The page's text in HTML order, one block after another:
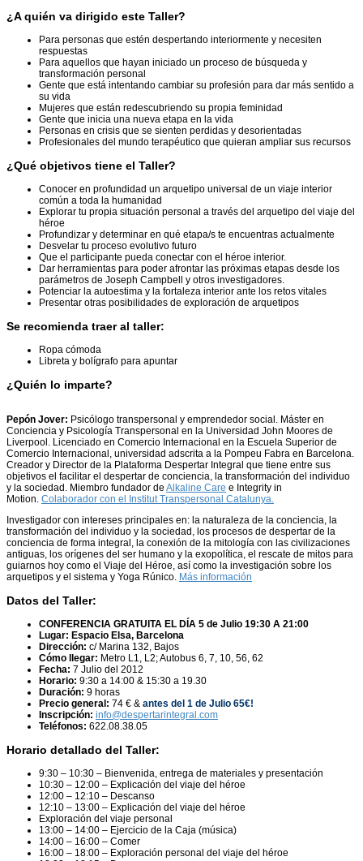
¿A quién va dirigido este Taller?
Para personas que estén despertando interiormente y necesiten
respuestas
Para aquellos que hayan iniciado un proceso de búsqueda y
transformación personal
Gente que está intentando cambiar su profesión para dar más sentido a
su vida
Mujeres que están redescubriendo su propia feminidad
Gente que inicia una nueva etapa en la vida
Personas en crisis que se sienten perdidas y desorientadas
Profesionales del mundo terapéutico que quieran ampliar sus recursos
¿Qué objetivos tiene el Taller?
Conocer en profundidad un arquetipo universal de un viaje interior
común a toda la humanidad
Explorar tu propia situación personal a través del arquetipo del viaje del
héroe
Profundizar y determinar en qué etapa/s te encuentras actualmente
Desvelar tu proceso evolutivo futuro
Que el participante pueda conectar con el héroe interior.
Dar herramientas para poder afrontar las próximas etapas desde los
parámetros de Joseph Campbell y otros investigadores.
Potenciar la autoestima y la fortaleza interior ante los retos vitales
Presentar otras posibilidades de exploración de arquetipos
Se recomienda traer al taller:
Ropa cómoda
Libreta y bolígrafo para apuntar
¿Quién lo imparte?
Pepón Jover: Psicólogo transpersonal y emprendedor social. Máster en
Conciencia y Psicología Transpersonal en la Universidad John Moores de
Liverpool. Licenciado en Comercio Internacional en la Escuela Superior de
Comercio Internacional, universidad adscrita a la Pompeu Fabra en Barcelona.
Creador y Director de la Plataforma Despertar Integral que tiene entre sus
objetivos el facilitar el despertar de conciencia, la transformación del individuo
y la sociedad. Miembro fundador de Alkaline Care e Integrity in
Motion. Colaborador con el Institut Transpersonal Catalunya.
Investigador con intereses principales en: la naturaleza de la conciencia, la
transformación del individuo y la sociedad, los procesos de despertar de la
conciencia de forma integral, la conexión de la mitología con las civilizaciones
antiguas, los orígenes del ser humano y la exopolítica, el rescate de mitos para
guiarnos hoy como el Viaje del Héroe, así como la investigación sobre los
arquetipos y el sistema y Yoga Rúnico. Más información
Datos del Taller:
CONFERENCIA GRATUITA EL DÍA 5 de Julio 19:30 A 21:00
Lugar: Espacio Elsa, Barcelona
Dirección: c/ Marina 132, Bajos
Cómo llegar: Metro L1, L2; Autobus 6, 7, 10, 56, 62
Fecha: 7 Julio del 2012
Horario: 9:30 a 14:00 & 15:30 a 19.30
Duración: 9 horas
Precio general: 74 € & antes del 1 de Julio 65€!
Inscripción: info@despertarintegral.com
Teléfonos: 622.08.38.05
Horario detallado del Taller:
9:30 – 10:30 – Bienvenida, entrega de materiales y presentación
10:30 – 12:00 – Explicación del viaje del héroe
12:00 – 12:10 – Descanso
12:10 – 13:00 – Explicación del viaje del héroe
Exploración del viaje personal
13:00 – 14:00 – Ejercicio de la Caja (música)
14:00 – 16:00 – Comer
16:00 – 18:00 – Exploración personal del viaje del héroe